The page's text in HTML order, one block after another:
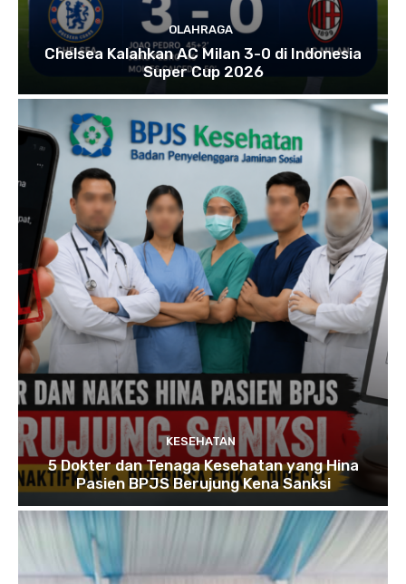
OLAHRAGA
Chelsea Kalahkan AC Milan 3-0 di Indonesia
Super Cup 2026
KESEHATAN
5 Dokter dan Tenaga Kesehatan yang Hina
Pasien BPJS Berujung Kena Sanksi